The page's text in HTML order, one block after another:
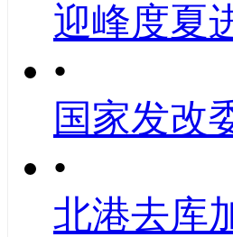
迎峰度夏
•
国家发改
•
北港去库